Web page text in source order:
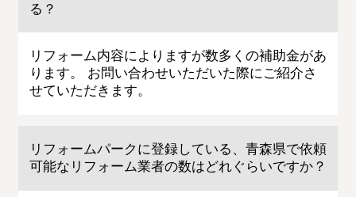
る？
リフォーム内容によりますが数多くの補助金があ
ります。 お問い合わせいただいた際にご紹介さ
せていただきます。
リフォームパークに登録している、青森県で依頼
可能なリフォーム業者の数はどれぐらいですか？